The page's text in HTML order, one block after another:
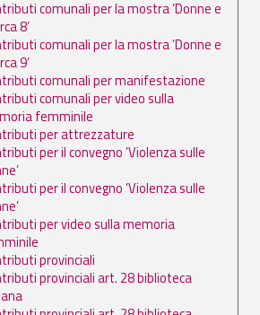
comunali per la mostra ’Donne e
8’
comunali per la mostra ’Donne e
9’
comunali per manifestazione
comunali per video sulla
femminile
per attrezzature
per il convegno ’Violenza sulle
per il convegno ’Violenza sulle
per video sulla memoria
provinciali
provinciali art. 28 biblioteca